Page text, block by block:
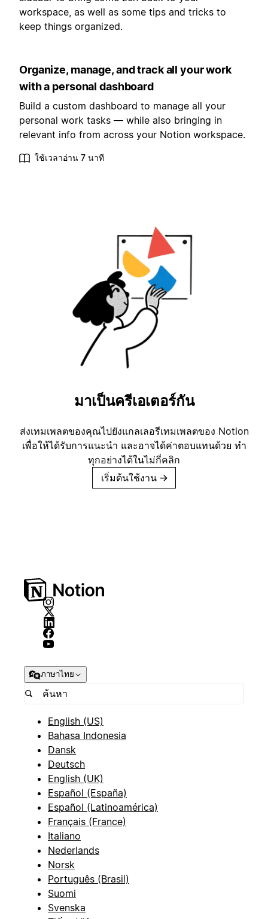
workspace, as well as some tips and tricks to
keep things organized.
Organize, manage, and track all your work
with a personal dashboard
Build a custom dashboard to manage all your
personal work tasks — while also bringing in
relevant info from across your Notion workspace.
ใช้เวลาอ่าน 7 นาที
มาเป็นครีเอเตอร์กัน
ส่งเทมเพลตของคุณไปยังแกลเลอรีเทมเพลตของ Notion
เพื่อให้ได้รับการแนะนำ และอาจได้ค่าตอบแทนด้วย ทำ
ทุกอย่างได้ในไม่กี่คลิก
เริ่มต้นใช้งาน →
ภาษาไทย
English (US)
Bahasa Indonesia
Dansk
Deutsch
English (UK)
Español (España)
Español (Latinoamérica)
Français (France)
Italiano
Nederlands
Norsk
Português (Brasil)
Suomi
Svenska